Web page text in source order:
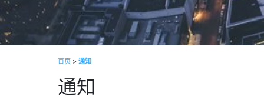
首页 > 通知
通知